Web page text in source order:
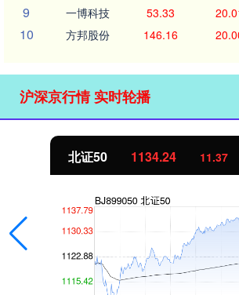
9 一博科技 53.33
10 方邦股份 146.16
沪深京行情 实时轮播
北证50 1134.24 11.37